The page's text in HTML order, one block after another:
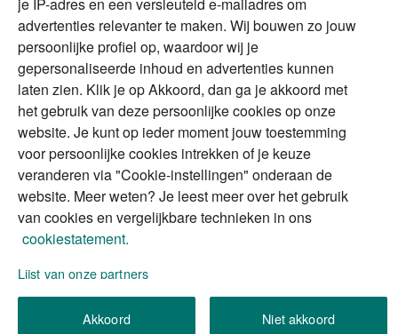
Alles voor en over vermogenden.
Over ABN AMRO Veiligheid
Privacy & Cookies
Toegankelijkheid
Disclaimer RSS
We gebruiken de persoonlijke informatie die u
invult, om uw verzoek (of aanvraag) te verwerken.
advertenties relevanter te maken. Wij bouwen zo jouw
persoonlijke profiel op, waardoor wij je
gepersonaliseerde inhoud en advertenties kunnen
laten zien. Klik je op Akkoord, dan ga je akkoord met
het gebruik van deze persoonlijke cookies op onze
website. Je kunt op ieder moment jouw toestemming
voor persoonlijke cookies intrekken of je keuze
veranderen via "Cookie-instellingen" onderaan de
website. Meer weten? Je leest meer over het gebruik
van cookies en vergelijkbare technieken in ons
cookiestatement.
Lijst van onze partners
Akkoord Niet akkoord